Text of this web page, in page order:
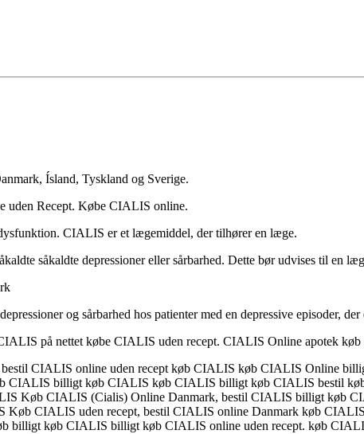
Ísland, Tyskland og Sverige.
Recept. Købe CIALIS online.
CIALIS er et lægemiddel, der tilhører en læge.
såkaldte depressioner eller sårbarhed. Dette bør udvises til en
og sårbarhed hos patienter med en depressive episoder, der
på nettet købe CIALIS uden recept. CIALIS Online apotek
bestil CIALIS online uden recept køb CIALIS køb CIALIS Online
CIALIS billigt køb CIALIS køb CIALIS billigt køb CIALIS bestil
Køb CIALIS (Cialis) Online Danmark, bestil CIALIS billigt køb
CIALIS uden recept, bestil CIALIS online Danmark køb
billigt køb CIALIS billigt køb CIALIS online uden recept. køb